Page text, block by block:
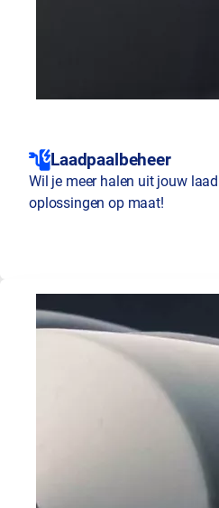
Laadpaalbeheer
Wil je meer halen uit jouw
oplossingen op maat!